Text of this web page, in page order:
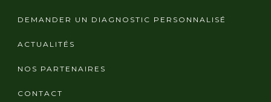
DEMANDER UN DIAGNOSTIC PERSONNALISÉ
ACTUALITÉS
NOS PARTENAIRES
CONTACT